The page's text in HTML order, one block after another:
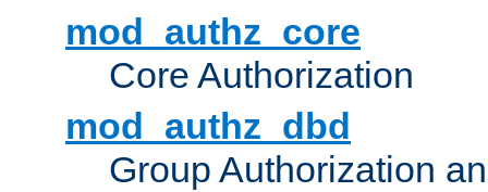
mod_authz_core
Core Authorization
mod_authz_dbd
Group Authorization